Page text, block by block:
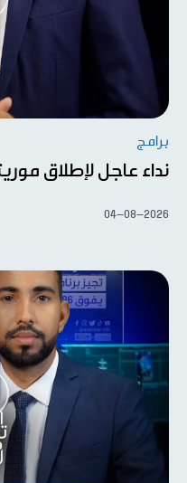
برامج
نداء عاجل لإطلاق
04-08-2026